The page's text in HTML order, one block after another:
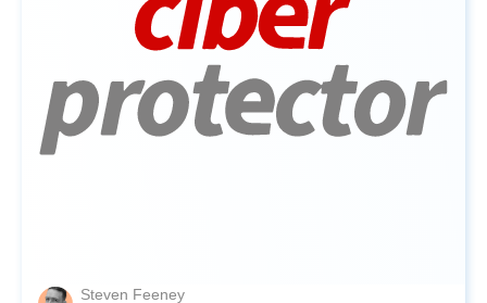
Steven Feeney